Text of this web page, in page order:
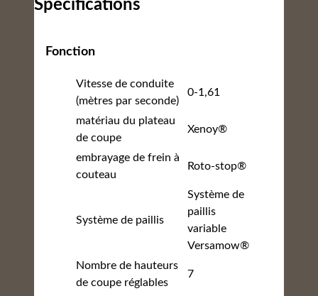
Spécifications
Fonction
Vitesse de conduite
(mètres par seconde)
0-1,61
matériau du plateau
de coupe
Xenoy®
embrayage de frein à
couteau
Roto-stop®
Système de paillis
Système de
paillis
variable
Versamow®
Nombre de hauteurs
de coupe réglables
7